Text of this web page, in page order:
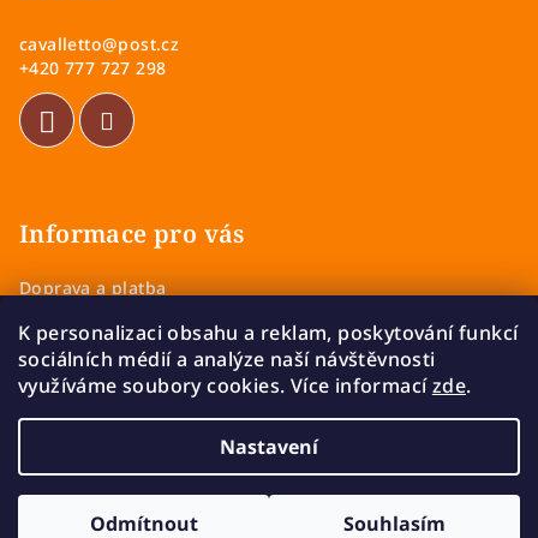
K personalizaci obsahu a reklam, poskytování funkcí
sociálních médií a analýze naší návštěvnosti
využíváme soubory cookies. Více informacízde.
Nastavení
Odmítnout Souhlasím
cavalletto@post.cz
+420 777 727 298
Informace pro vás
Doprava a platba
Zásady ochrany osobních údajů
Vrácení a výměna zboží
Upravit nastavení cookies